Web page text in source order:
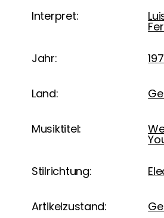
Interpret:
Jahr:
Land:
Musiktitel:
Stilrichtung:
Artikelzustand: